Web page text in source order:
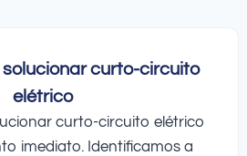
curto-circuito
elétrico
curto-circuito elétrico
imediato. Identificamos a